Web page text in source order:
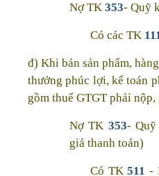
Nợ TK 353- Quỹ
Có các TK
đ) Khi bán sản phẩm,
thưởng phúc lợi, kế toán
gồm thuế GTGT phải nộp,
Nợ TK 353- Quỹ
giá thanh toán)
Có TK511 -